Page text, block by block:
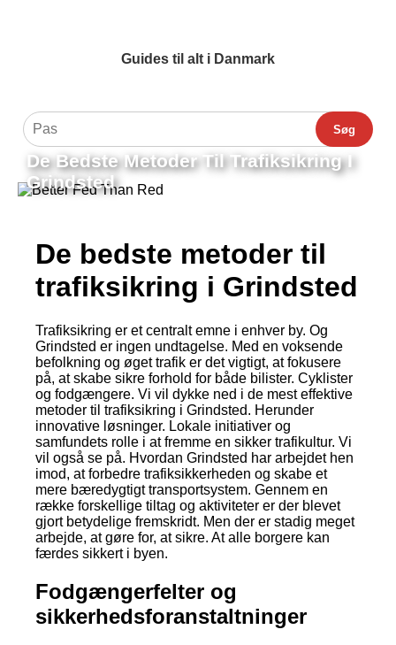
Guides til alt i Danmark
Søg
De Bedste Metoder Til Trafiksikring I
Grindsted
De bedste metoder til
trafiksikring i Grindsted
Trafiksikring er et centralt emne i enhver by. Og
Grindsted er ingen undtagelse. Med en voksende
befolkning og øget trafik er det vigtigt, at fokusere
på, at skabe sikre forhold for både bilister. Cyklister
og fodgængere. Vi vil dykke ned i de mest effektive
metoder til trafiksikring i Grindsted. Herunder
innovative løsninger. Lokale initiativer og
samfundets rolle i at fremme en sikker trafikultur. Vi
vil også se på. Hvordan Grindsted har arbejdet hen
imod, at forbedre trafiksikkerheden og skabe et
mere bæredygtigt transportsystem. Gennem en
række forskellige tiltag og aktiviteter er der blevet
gjort betydelige fremskridt. Men der er stadig meget
arbejde, at gøre for, at sikre. At alle borgere kan
færdes sikkert i byen.
Fodgængerfelter og
sikkerhedsforanstaltninger